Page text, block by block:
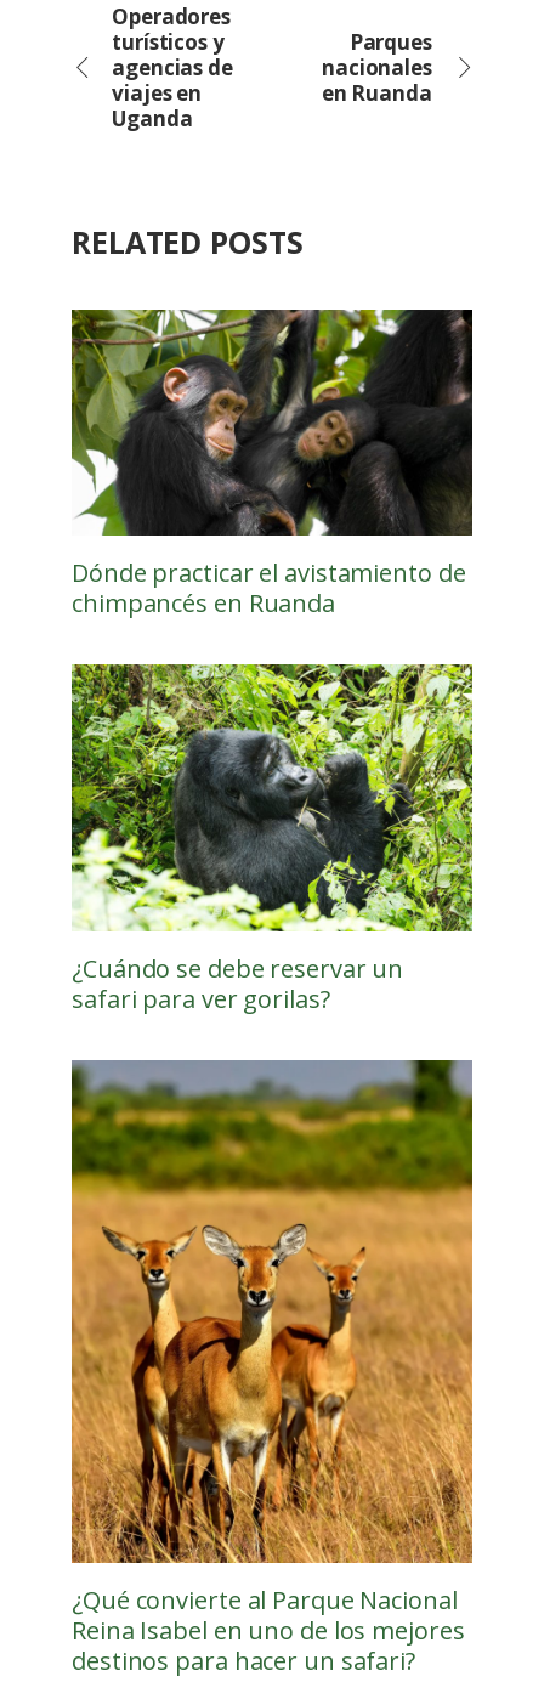
Operadores
turísticos y
agencias de
viajes en
Uganda
Parques
nacionales
en Ruanda
RELATED POSTS
Dónde practicar el avistamiento de
chimpancés en Ruanda
¿Cuándo se debe reservar un
safari para ver gorilas?
¿Qué convierte al Parque Nacional
Reina Isabel en uno de los mejores
destinos para hacer un safari?